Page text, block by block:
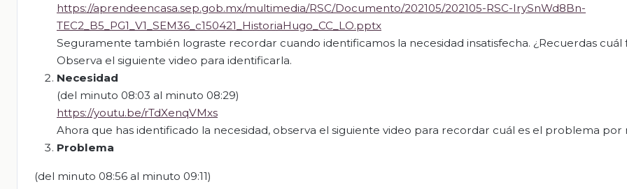
https://aprendeencasa.sep.gob.mx/multimedia/RSC/Documento/202105/202105-RSC-IrySnWd8Bn-
TEC2_B5_PG1_V1_SEM36_c150421_HistoriaHugo_CC_LO.pptx
Seguramente también lograste recordar cuando identificamos la necesidad insatisfecha. ¿Recuerdas cuál
Observa el siguiente video para identificarla.
Necesidad
(del minuto 08:03 al minuto 08:29)
https://youtu.be/rTdXenqVMxs
Ahora que has identificado la necesidad, observa el siguiente video para recordar cuál es el problema por
Problema
(del minuto 08:56 al minuto 09:11)